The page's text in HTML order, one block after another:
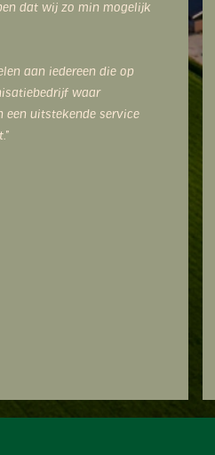
dat wij zo min mogelijk
aan iedereen die op
waar
een uitstekende service